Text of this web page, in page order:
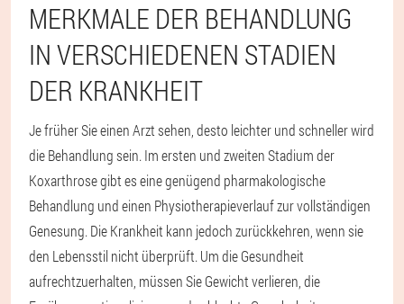
MERKMALE DER BEHANDLUNG
IN VERSCHIEDENEN STADIEN
DER KRANKHEIT
Je früher Sie einen Arzt sehen, desto leichter und schneller wird
die Behandlung sein. Im ersten und zweiten Stadium der
Koxarthrose gibt es eine genügend pharmakologische
Behandlung und einen Physiotherapieverlauf zur vollständigen
Genesung. Die Krankheit kann jedoch zurückkehren, wenn sie
den Lebensstil nicht überprüft. Um die Gesundheit
aufrechtzuerhalten, müssen Sie Gewicht verlieren, die